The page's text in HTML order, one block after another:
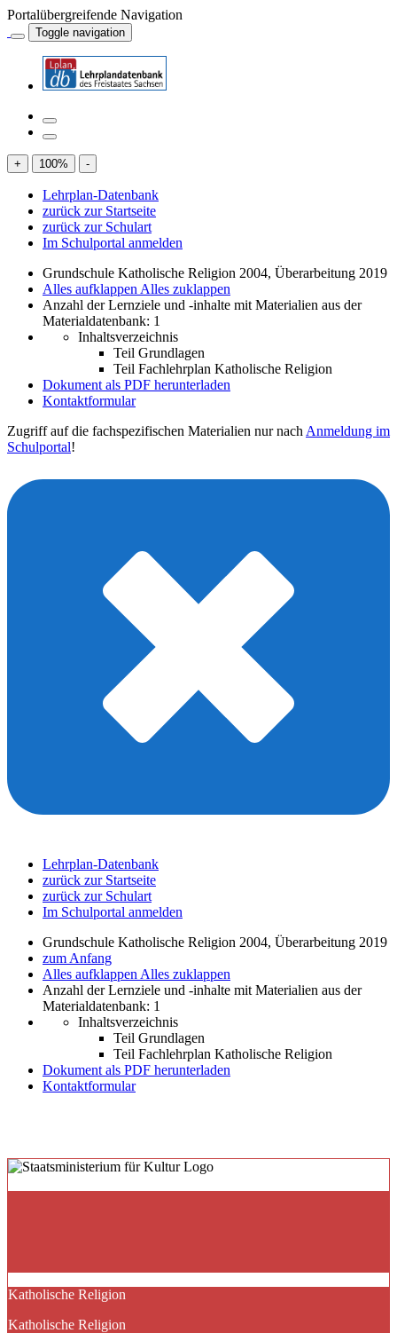
Portalübergreifende Navigation
Toggle navigation
+ 100% -
Lehrplan-Datenbank
zurück zur Startseite
zurück zur Schulart
Im Schulportal anmelden
Grundschule Katholische Religion 2004, Überarbeitung 2019
Alles aufklappen Alles zuklappen
Anzahl der Lernziele und -inhalte mit Materialien aus der
Materialdatenbank: 1
Inhaltsverzeichnis
Teil Grundlagen
Teil Fachlehrplan Katholische Religion
Dokument als PDF herunterladen
Kontaktformular
Zugriff auf die fachspezifischen Materialien nur nach Anmeldung im
Schulportal!
Lehrplan-Datenbank
zurück zur Startseite
zurück zur Schulart
Im Schulportal anmelden
Grundschule Katholische Religion 2004, Überarbeitung 2019
zum Anfang
Alles aufklappen Alles zuklappen
Anzahl der Lernziele und -inhalte mit Materialien aus der
Materialdatenbank: 1
Inhaltsverzeichnis
Teil Grundlagen
Teil Fachlehrplan Katholische Religion
Dokument als PDF herunterladen
Kontaktformular
Katholische Religion
Katholische Religion